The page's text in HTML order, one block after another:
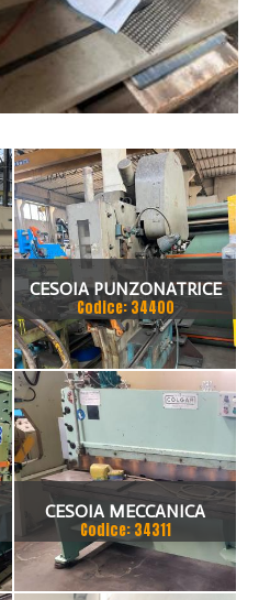
CESOIA PUNZONATRICE
RUSSA MECCANICA
UNIVERSALE
Codice: 34400
CESOIA MECCANICA
COLGAR C205
Codice: 34311